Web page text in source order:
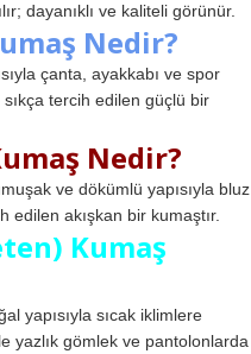
dayanıklı ve kaliteli görünür.
Nedir?
çanta, ayakkabı ve spor
tercih edilen güçlü bir
Nedir?
ve dökümlü yapısıyla bluz
edilen akışkan bir kumaştır.
Kumaş
yapısıyla sıcak iklimlere
yazlık gömlek ve pantolonlarda